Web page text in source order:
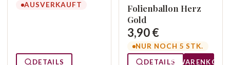
AUSVERKAUFT
DETAILS
Folienballon Herz
Gold
3,90 €
NUR NOCH 5 STK.
DETAILS
WARENKORB